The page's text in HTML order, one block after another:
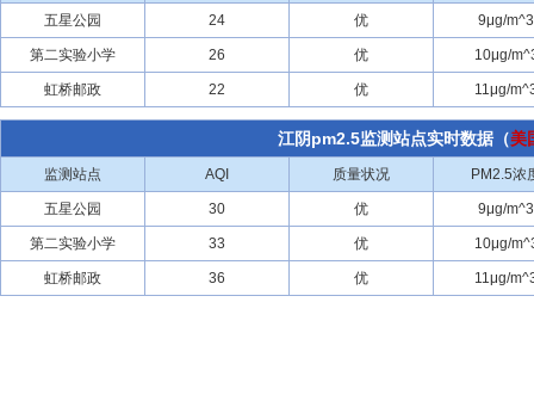
五星公园 24 优 9μg/m^3
第二实验小学 26 优 10μg/
虹桥邮政 22 优 11μg/
江阴pm2.5监测站点实时数据（美
监测站点 AQI 质量状况 PM2.5浓
五星公园 30 优 9μg/m^3
第二实验小学 33 优 10μg/
虹桥邮政 36 优 11μg/